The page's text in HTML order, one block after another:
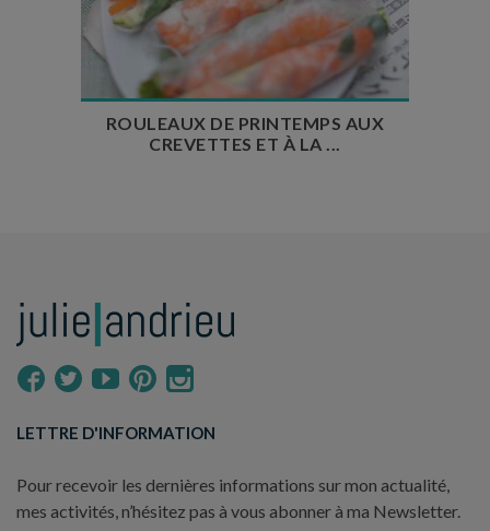
Temps de préparation : 30 min
Nombre de couverts : 6
ROULEAUX DE PRINTEMPS AUX
CREVETTES ET À LA ...
LETTRE D'INFORMATION
Pour recevoir les dernières informations sur mon actualité,
mes activités, n’hésitez pas à vous abonner à ma Newsletter.